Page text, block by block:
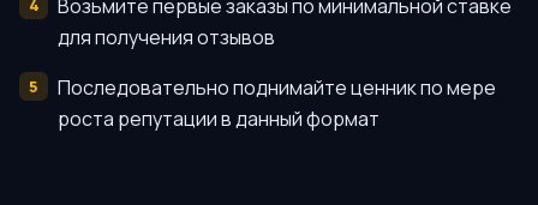
Возьмите первые заказы по минимальной ставке
для получения отзывов
Последовательно поднимайте ценник по мере
роста репутации в данный формат